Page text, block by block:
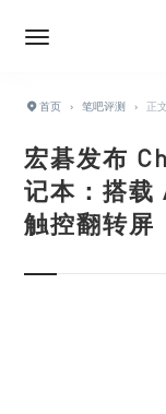
首页 › 笔吧评测 › 正文
宏碁发布
记本：搭载
触控翻转屏